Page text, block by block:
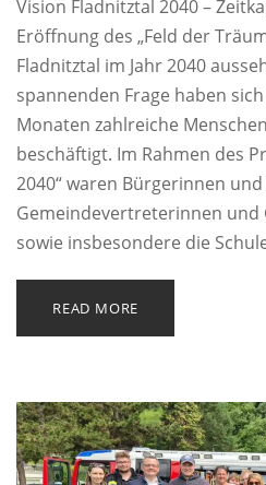
Vision Fladnitztal 2040 –
Eröffnung des „Feld der
Fladnitztal im Jahr 2040
spannenden Frage haben
Monaten zahlreiche
beschäftigt. Im Rahmen des
2040“ waren Bürgerinnen
Gemeindevertreterinnen
sowie insbesondere die
READ MORE